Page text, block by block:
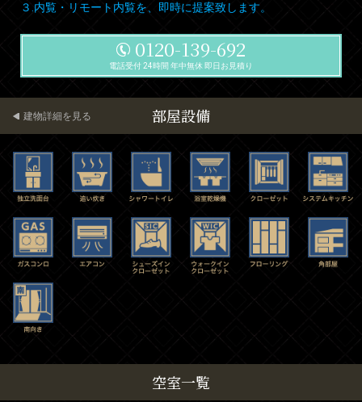
３.内覧・リモート内覧を、即時に提案致します。
0120-139-692
電話受付 24時間 年中無休 即日お見積り
部屋設備
建物詳細を見る
空室一覧